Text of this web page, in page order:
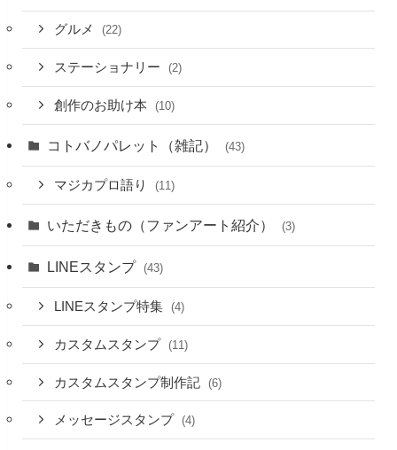
グルメ (22)
ステーショナリー (2)
創作のお助け本 (10)
コトバノパレット（雑記） (43)
マジカプロ語り (11)
いただきもの（ファンアート紹介） (3)
LINEスタンプ (43)
LINEスタンプ特集 (4)
カスタムスタンプ (11)
カスタムスタンプ制作記 (6)
メッセージスタンプ (4)